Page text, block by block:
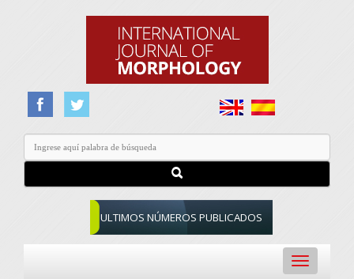
ULTIMOS NÚMEROS PUBLICADOS
Toggle
navigation